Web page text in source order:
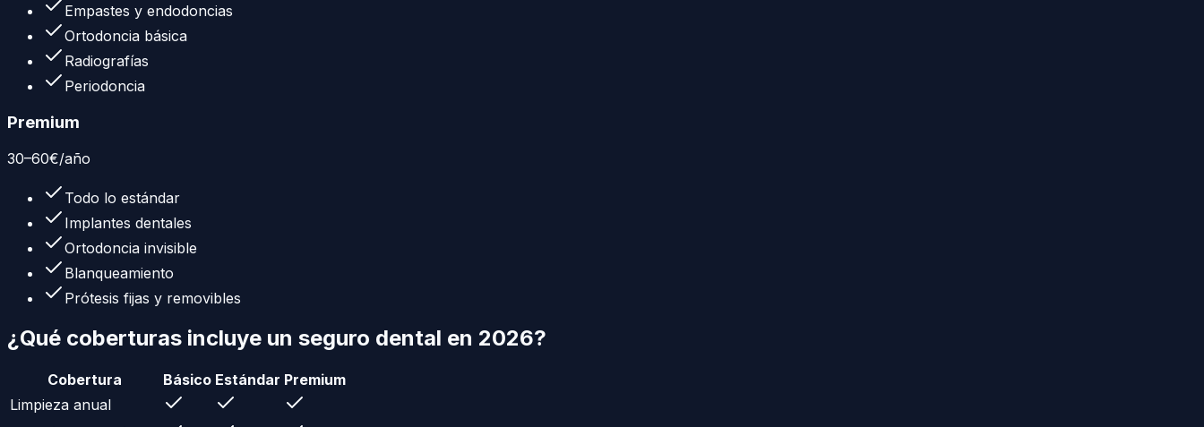
Empastes y endodoncias
Ortodoncia básica
Radiografías
Periodoncia
Premium
30–60€/año
Todo lo estándar
Implantes dentales
Ortodoncia invisible
Blanqueamiento
Prótesis fijas y removibles
¿Qué coberturas incluye un seguro dental en 2026?
Cobertura Básico Estándar Premium
Limpieza anual